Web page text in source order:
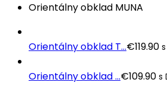
Orientálny obklad MUNA
Orientálny obklad T...€119.90
Orientálny obklad ...€109.90 s